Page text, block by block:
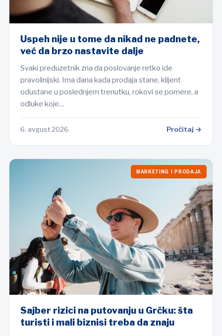
Uspeh nije u tome da nikad ne padnete,
već da brzo nastavite dalje
Svaki preduzetnik zna da poslovanje retko ide
pravolinijski. Ima dana kada prodaja stane, klijent
odustane u poslednjem trenutku, rokovi se pomere, a
odluke koje…
6. avgust 2026. Pročitaj →
MARKETING I PRODAJA
Sajber rizici na putovanju u Grčku: šta
turisti i mali biznisi treba da znaju